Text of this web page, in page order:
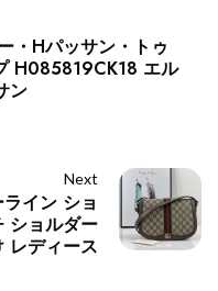
・Hパッサン・トゥ
H085819CK18 エル
ン
Next
イン ショ
ショルダー
レディース